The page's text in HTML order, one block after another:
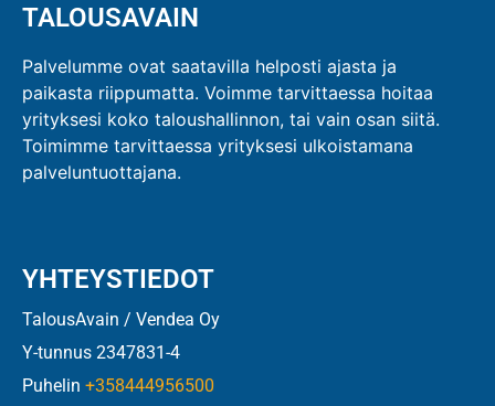
TALOUSAVAIN
Palvelumme ovat saatavilla helposti ajasta ja
paikasta riippumatta. Voimme tarvittaessa hoitaa
yrityksesi koko taloushallinnon, tai vain osan siitä.
Toimimme tarvittaessa yrityksesi ulkoistamana
palveluntuottajana.
YHTEYSTIEDOT
TalousAvain / Vendea Oy
Y-tunnus 2347831-4
Puhelin +358444956500